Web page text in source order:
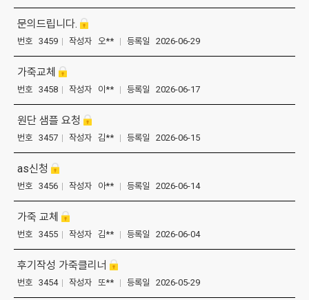
문의드립니다.
번호 3459 | 작성자 오** | 등록일 2026-06-29
가죽교체
번호 3458 | 작성자 이** | 등록일 2026-06-17
원단 샘플 요청
번호 3457 | 작성자 김** | 등록일 2026-06-15
as신청
번호 3456 | 작성자 아** | 등록일 2026-06-14
가죽 교체
번호 3455 | 작성자 김** | 등록일 2026-06-04
후기작성 가죽클리너
번호 3454 | 작성자 또** | 등록일 2026-05-29